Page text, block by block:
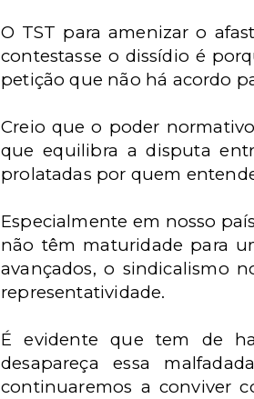
O TST para amenizar o
contestasse o dissídio é
petição que não há acordo
Creio que o poder
que equilibra a disputa
prolatadas por quem
Especialmente em nosso
não têm maturidade para
avançados, o sindicalismo
representatividade.
É evidente que tem de
desapareça essa
continuaremos a conviver